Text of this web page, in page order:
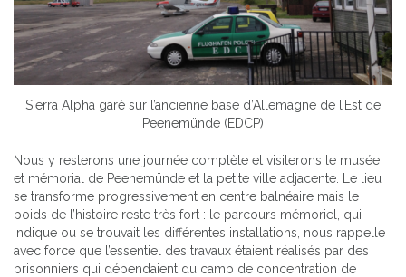
Sierra Alpha garé sur l’ancienne base d’Allemagne de l’Est de
Peenemünde (EDCP)
Nous y resterons une journée complète et visiterons le musée
et mémorial de Peenemünde et la petite ville adjacente. Le lieu
se transforme progressivement en centre balnéaire mais le
poids de l’histoire reste très fort : le parcours mémoriel, qui
indique ou se trouvait les différentes installations, nous rappelle
avec force que l’essentiel des travaux étaient réalisés par des
prisonniers qui dépendaient du camp de concentration de